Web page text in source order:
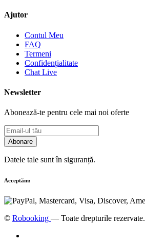
Ajutor
Contul Meu
FAQ
Termeni
Confidențialitate
Chat Live
Newsletter
Abonează-te pentru cele mai noi oferte
Abonare
Datele tale sunt în siguranță.
Acceptăm:
© Robooking — Toate drepturile rezervate.